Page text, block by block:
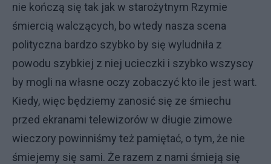
nie kończą się tak jak w starożytnym Rzymie
śmiercią walczących, bo wtedy nasza scena
polityczna bardzo szybko by się wyludniła z
powodu szybkiej z niej ucieczki i szybko wszyscy
by mogli na własne oczy zobaczyć kto ile jest wart.
Kiedy, więc będziemy zanosić się ze śmiechu
przed ekranami telewizorów w długie zimowe
wieczory powinniśmy też pamiętać, o tym, że nie
śmiejemy się sami. Że razem z nami śmieją się